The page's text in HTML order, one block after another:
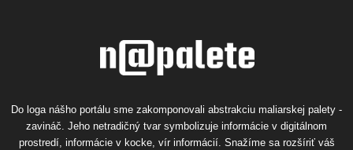
Do loga nášho portálu sme zakomponovali abstrakciu maliarskej palety -
zavináč. Jeho netradičný tvar symbolizuje informácie v digitálnom
prostredí, informácie v kocke, vír informácií. Snažíme sa rozšíriť váš